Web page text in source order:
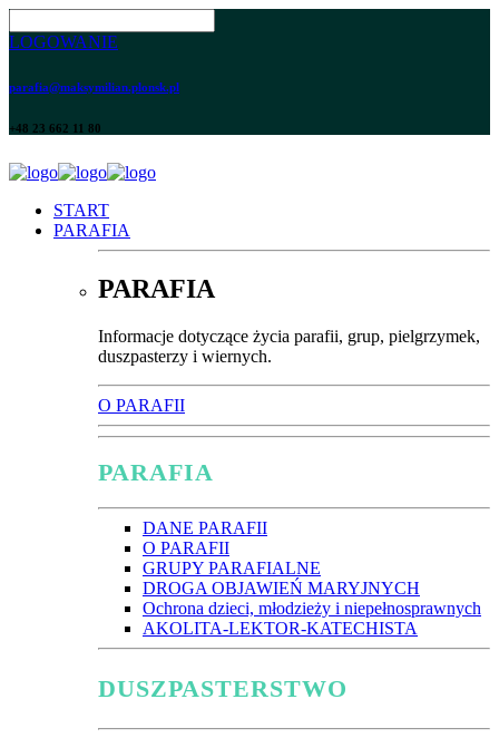
LOGOWANIE
parafia@maksymilian.plonsk.pl
+48 23 662 11 80
START
PARAFIA
PARAFIA
Informacje dotyczące życia parafii, grup, pielgrzymek,
duszpasterzy i wiernych.
O PARAFII
PARAFIA
DANE PARAFII
O PARAFII
GRUPY PARAFIALNE
DROGA OBJAWIEŃ MARYJNYCH
Ochrona dzieci, młodzieży i niepełnosprawnych
AKOLITA-LEKTOR-KATECHISTA
DUSZPASTERSTWO